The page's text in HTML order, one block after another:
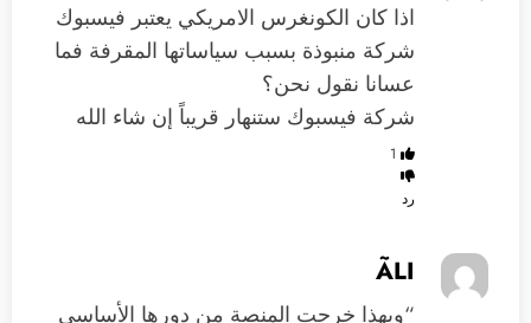
اذا كان الكونغرس الامريكي يعتبر فيسبوك
شركة منبوذة بسبب سياساتها المقرفة فما
عسانا نقول نحن؟
شركة فيسبوك ستنهار قريباً إن شاء الله
1
رد
ÃLI
“وبهذا خرجت المنصة من دورها الأساسي